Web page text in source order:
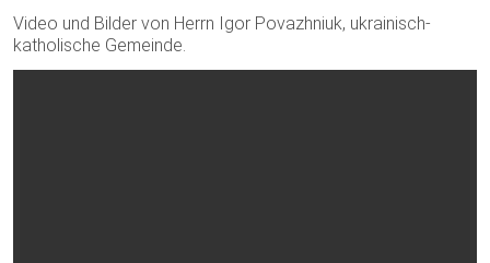
Video und Bilder von Herrn Igor Povazhniuk, ukrainisch-
katholische Gemeinde.